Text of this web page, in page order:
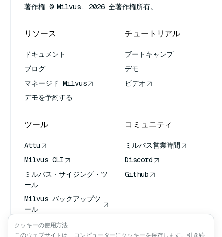
著作権 © Milvus. 2026 全著作権所有。
リソース
ドキュメント
ブログ
マネージド Milvus
デモを予約する
チュートリアル
ブートキャンプ
デモ
ビデオ
ツール
Attu
Milvus CLI
ミルバス・サイジング・ツ
ール
Milvus バックアップツ
ール
ベクトル転送サービス
(VTS)
コミュニティ
ミルバス営業時間
Discord
Github
クッキーの使用方法
このウェブサイトは、コンピューターにクッキーを保存します。引き続